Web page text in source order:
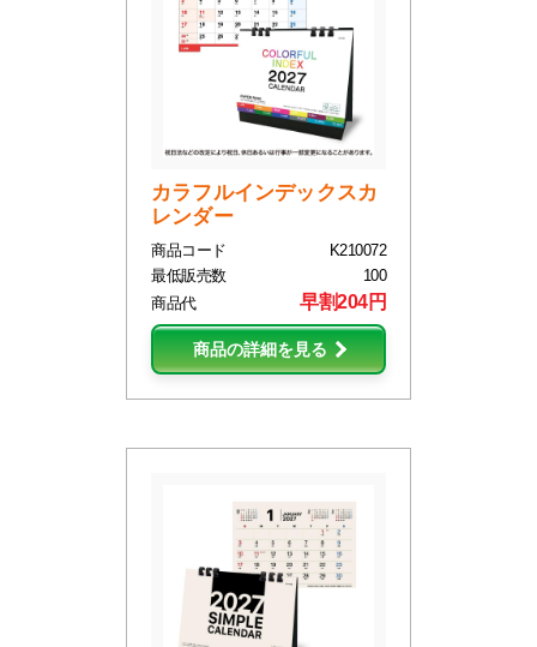
カラフルインデックスカ
レンダー
商品コード
K210072
最低販売数
100
商品代
早割204円
商品の詳細を見る